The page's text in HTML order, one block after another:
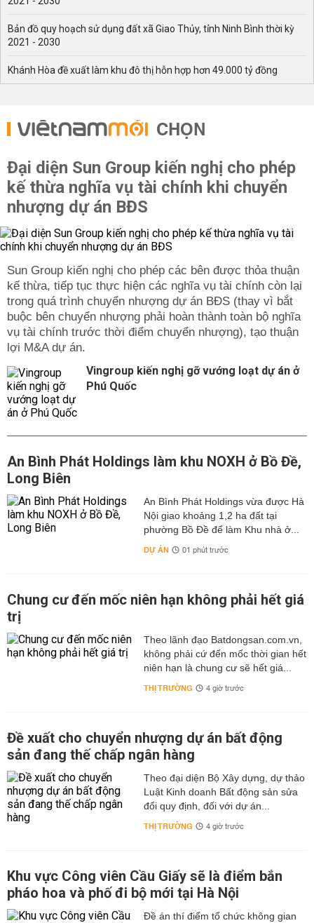
Bản đồ quy hoạch sử dụng đất xã Giao Thủy, tỉnh Ninh Bình thời kỳ
2021 - 2030
Khánh Hòa đề xuất làm khu đô thị hỗn hợp hơn 49.000 tỷ đồng
CHỌN
Đại diện Sun Group kiến nghị cho phép
kế thừa nghĩa vụ tài chính khi chuyển
nhượng dự án BĐS
Sun Group kiến nghị cho phép các bên được thỏa thuận
kế thừa, tiếp tục thực hiện các nghĩa vụ tài chính còn lại
trong quá trình chuyển nhượng dự án BĐS (thay vì bắt
buộc bên chuyển nhượng phải hoàn thành toàn bộ nghĩa
vụ tài chính trước thời điểm chuyển nhượng), tạo thuận
lợi M&A dự án.
Vingroup kiến nghị gỡ vướng loạt dự án ở
Phú Quốc
An Bình Phát Holdings làm khu NOXH ở Bồ Đề,
Long Biên
An Bình Phát Holdings vừa được Hà
Nội giao khoảng 1,2 ha đất tại
phường Bồ Đề để làm Khu nhà ở...
DỰ ÁN 01 phút trước
Chung cư đến mốc niên hạn không phải hết giá
trị
Theo lãnh đạo Batdongsan.com.vn,
không phải cứ đến mốc thời gian hết
niên hạn là chung cư sẽ hết giá...
THỊ TRƯỜNG 4 giờ trước
Đề xuất cho chuyển nhượng dự án bất động
sản đang thế chấp ngân hàng
Theo đại diện Bộ Xây dựng, dự thảo
Luật Kinh doanh Bất động sản sửa
đổi quy định, đối với dự án...
THỊ TRƯỜNG 4 giờ trước
Khu vực Công viên Cầu Giấy sẽ là điểm bắn
pháo hoa và phố đi bộ mới tại Hà Nội
Đề án thí điểm tổ chức không gian